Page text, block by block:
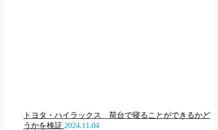
トヨタ・ハイラックス 荷台で寝ることができるかど
うかを検証 2024.11.04